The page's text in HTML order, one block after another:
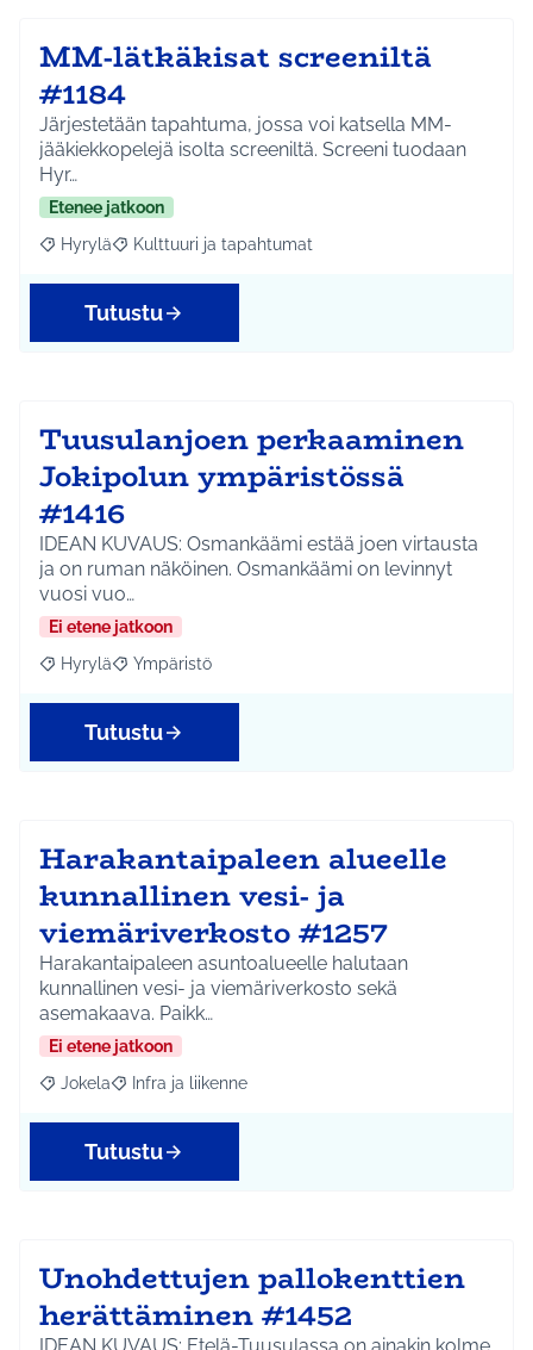
MM-lätkäkisat screeniltä
#1184
Järjestetään tapahtuma, jossa voi katsella MM-
jääkiekkopelejä isolta screeniltä. Screeni tuodaan
Hyr…
Etenee jatkoon
Rajaa tulokset aihepiirin mukaan: Hyrylä
Hyrylä Rajaa tulokset teeman mukaan: Kulttuuri ja
Kulttuuri ja tapahtumat
Tutustu
Tuusulanjoen perkaaminen
Jokipolun ympäristössä
#1416
IDEAN KUVAUS: Osmankäämi estää joen virtausta
ja on ruman näköinen. Osmankäämi on levinnyt
vuosi vuo…
Ei etene jatkoon
Rajaa tulokset aihepiirin mukaan: Hyrylä
Hyrylä Rajaa tulokset teeman mukaan: Ympäristö
Ympäristö
Tutustu
Harakantaipaleen alueelle
kunnallinen vesi- ja
viemäriverkosto #1257
Harakantaipaleen asuntoalueelle halutaan
kunnallinen vesi- ja viemäriverkosto sekä
asemakaava. Paikk…
Ei etene jatkoon
Rajaa tulokset aihepiirin mukaan: Jokela
Jokela Rajaa tulokset teeman mukaan: Infra ja liikenne
Infra ja liikenne
Tutustu
Unohdettujen pallokenttien
herättäminen #1452